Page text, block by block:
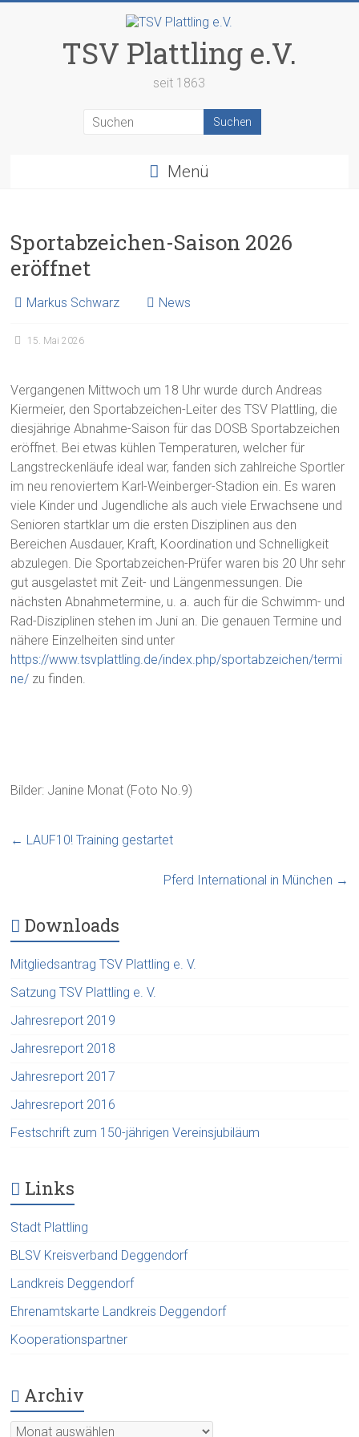
TSV Plattling e.V.
seit 1863
Menü
Sportabzeichen-Saison 2026
eröffnet
Markus Schwarz News
15. Mai 2026
Vergangenen Mittwoch um 18 Uhr wurde durch Andreas
Kiermeier, den Sportabzeichen-Leiter des TSV Plattling, die
diesjährige Abnahme-Saison für das DOSB Sportabzeichen
eröffnet. Bei etwas kühlen Temperaturen, welcher für
Langstreckenläufe ideal war, fanden sich zahlreiche Sportler
im neu renoviertem Karl-Weinberger-Stadion ein. Es waren
viele Kinder und Jugendliche als auch viele Erwachsene und
Senioren startklar um die ersten Disziplinen aus den
Bereichen Ausdauer, Kraft, Koordination und Schnelligkeit
abzulegen. Die Sportabzeichen-Prüfer waren bis 20 Uhr sehr
gut ausgelastet mit Zeit- und Längenmessungen. Die
nächsten Abnahmetermine, u. a. auch für die Schwimm- und
Rad-Disziplinen stehen im Juni an. Die genauen Termine und
nähere Einzelheiten sind unter
https://www.tsvplattling.de/index.php/sportabzeichen/termi
ne/ zu finden.
Bilder: Janine Monat (Foto No.9)
← LAUF10! Training gestartet
Pferd International in München →
Downloads
Mitgliedsantrag TSV Plattling e. V.
Satzung TSV Plattling e. V.
Jahresreport 2019
Jahresreport 2018
Jahresreport 2017
Jahresreport 2016
Festschrift zum 150-jährigen Vereinsjubiläum
Links
Stadt Plattling
BLSV Kreisverband Deggendorf
Landkreis Deggendorf
Ehrenamtskarte Landkreis Deggendorf
Kooperationspartner
Archiv
Archiv